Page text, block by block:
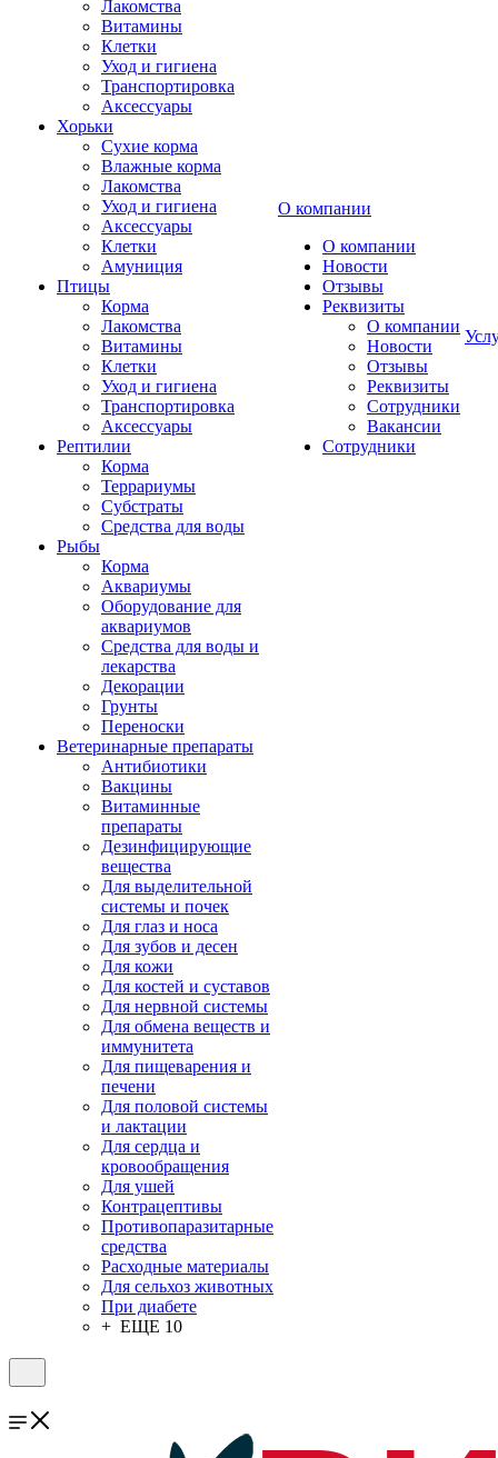
Лакомства
Витамины
Клетки
Уход и гигиена
Транспортировка
Аксессуары
Хорьки
Сухие корма
Влажные корма
Лакомства
Уход и гигиена
Аксессуары
Клетки
Амуниция
Птицы
Корма
Лакомства
Витамины
Клетки
Уход и гигиена
Транспортировка
Аксессуары
Рептилии
Корма
Террариумы
Субстраты
Средства для воды
Рыбы
Корма
Аквариумы
Оборудование для
аквариумов
Средства для воды и
лекарства
Декорации
Грунты
Переноски
Ветеринарные препараты
Антибиотики
Вакцины
Витаминные
препараты
Дезинфицирующие
вещества
Для выделительной
системы и почек
Для глаз и носа
Для зубов и десен
Для кожи
Для костей и суставов
Для нервной системы
Для обмена веществ и
иммунитета
Для пищеварения и
печени
Для половой системы
и лактации
Для сердца и
кровообращения
Для ушей
Контрацептивы
Противопаразитарные
средства
Расходные материалы
Для сельхоз животных
При диабете
+ ЕЩЕ 10
О компании
О компании
Новости
Отзывы
Реквизиты
О компании
Новости
Отзывы
Реквизиты
Сотрудники
Вакансии
Сотрудники